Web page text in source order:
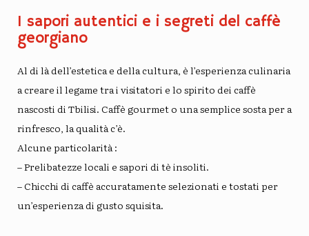
I sapori autentici e i segreti del caffè
georgiano
Al di là dell’estetica e della cultura, è l’esperienza culinaria
a creare il legame tra i visitatori e lo spirito dei caffè
nascosti di Tbilisi. Caffè gourmet o una semplice sosta per a
rinfresco , la qualità c’è.
Alcune particolarità :
– Prelibatezze locali e sapori di tè insoliti.
– Chicchi di caffè accuratamente selezionati e tostati per
un’esperienza di gusto squisita.